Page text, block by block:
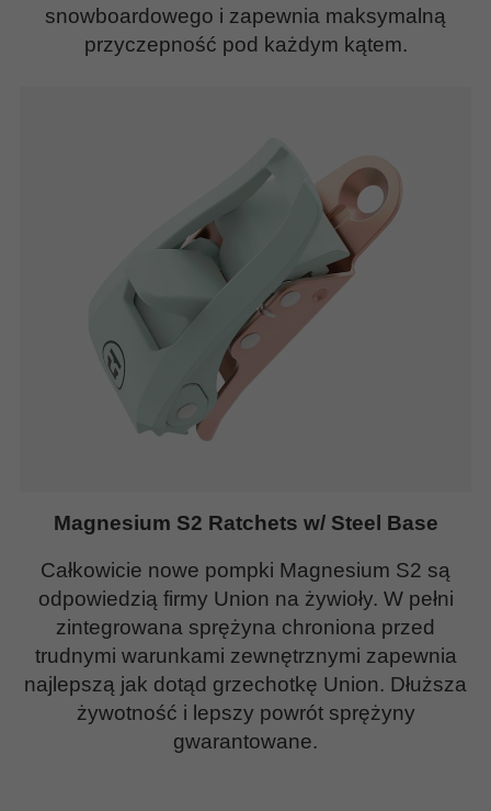
snowboardowego i zapewnia maksymalną
przyczepność pod każdym kątem.
Magnesium S2 Ratchets w/ Steel Base
Całkowicie nowe pompki Magnesium S2 są
odpowiedzią firmy Union na żywioły. W pełni
zintegrowana sprężyna chroniona przed
trudnymi warunkami zewnętrznymi zapewnia
najlepszą jak dotąd grzechotkę Union. Dłuższa
żywotność i lepszy powrót sprężyny
gwarantowane.